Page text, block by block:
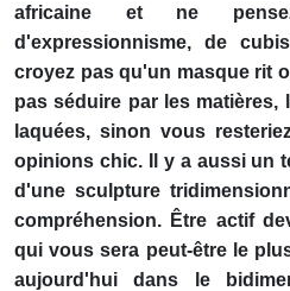
africaine et ne
d'expressionnisme, de
croyez pas qu'un masque rit
pas séduire par les matières,
laquées, sinon vous
opinions chic. Il y a aussi un
d'une sculpture
compréhension. Être actif
qui vous sera peut-être le
aujourd'hui dans le